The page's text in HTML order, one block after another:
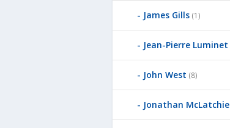
James Gills (1)
Jean-Pierre Luminet
John West (8)
Jonathan McLatchie